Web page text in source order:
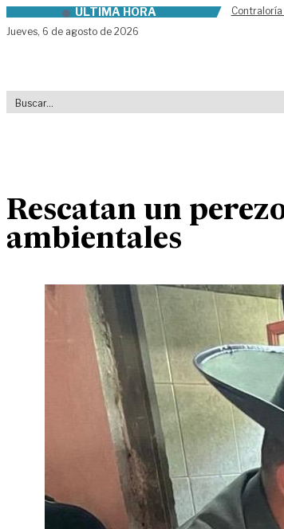
Skip to contentÚLTIMA HORA
Jueves, 6 de agosto de 2026
Rescatan un
ambientales